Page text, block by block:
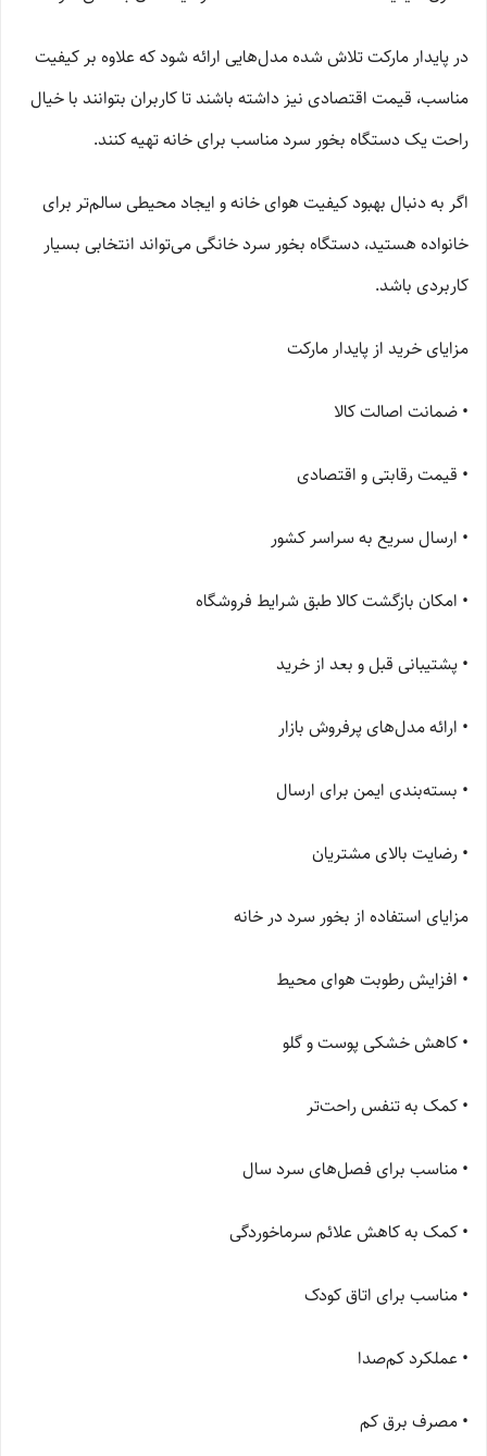
در پایدار مارکت تلاش شده مدل‌هایی ارائه شود که علاوه بر کیفیت
مناسب، قیمت اقتصادی نیز داشته باشند تا کاربران بتوانند با خیال
راحت یک دستگاه بخور سرد مناسب برای خانه تهیه کنند.
اگر به دنبال بهبود کیفیت هوای خانه و ایجاد محیطی سالم‌تر برای
خانواده هستید، دستگاه بخور سرد خانگی می‌تواند انتخابی بسیار
کاربردی باشد.
مزایای خرید از پایدار مارکت
• ضمانت اصالت کالا
• قیمت رقابتی و اقتصادی
• ارسال سریع به سراسر کشور
• امکان بازگشت کالا طبق شرایط فروشگاه
• پشتیبانی قبل و بعد از خرید
• ارائه مدل‌های پرفروش بازار
• بسته‌بندی ایمن برای ارسال
• رضایت بالای مشتریان
مزایای استفاده از بخور سرد در خانه
• افزایش رطوبت هوای محیط
• کاهش خشکی پوست و گلو
• کمک به تنفس راحت‌تر
• مناسب برای فصل‌های سرد سال
• کمک به کاهش علائم سرماخوردگی
• مناسب برای اتاق کودک
• عملکرد کم‌صدا
• مصرف برق کم